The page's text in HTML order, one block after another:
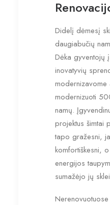
Didelį dėmesį
daugiabučių
Dėka gyventojų
inovatyvių
modernizuoti
namų.
projektus šimtai
tapo gražesni,
komfortiškesni,
energijos
sumažėjo jų